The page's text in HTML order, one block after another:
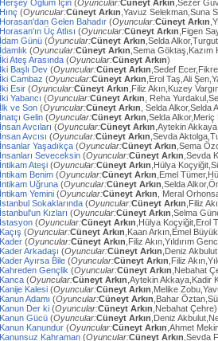
Herşey Oğlum İçin (Oyuncular:Cüneyt Arkın ,Sezer
Hınç (Oyuncular:Cüneyt Arkın ,Yavuz Selekman,Suna
Horasan'dan Gelen Bahadır (Oyuncular:Cüneyt Arkın
Horasan'ın Üç Atlısı (Oyuncular:Cüneyt Arkın ,Figen
İdam Günü (Oyuncular:Cüneyt Arkın ,Selda
İdamlık (Oyuncular:Cüneyt Arkın ,Sema
İki Ateş Arasında (Oyuncular:Cüneyt Arkın)
İki Başlı Dev (Oyuncular:Cüneyt Arkın ,Sedef
İki Cambaz (Oyuncular:Cüneyt Arkın ,Erol Taş,Ali
İki Esir (Oyuncular:Cüneyt Arkın ,Filiz Akın,Kuzey
İki Yabancı (Oyuncular:Cüneyt Arkın , Reha
İlk ve Son (Oyuncular:Cüneyt Arkın , Selda Alkor,Selda
İnatçı Gelin (Oyuncular:Cüneyt Arkın ,Selda
İnsan Avcıları (Oyuncular:Cüneyt Arkın ,Aytekin
İnsan Avcısı (Oyuncular:Cüneyt Arkın ,Sevda
İnsanlar Yaşadıkça (Oyuncular:Cüneyt Arkın ,Sema
İnsanları Seveceksin (Oyuncular:Cüneyt Arkın ,Sevda
İntikam Ateşi (Oyuncular:Cüneyt Arkın ,Hülya
İntikam Benim (Oyuncular:Cüneyt Arkın ,Emel
İntikam Uğruna (Oyuncular:Cüneyt Arkın ,Selda
İntikam Yemini (Oyuncular:Cüneyt Arkın , Meral
İstanbul Sokaklarında (Oyuncular:Cüneyt Arkın ,Filiz
İstanbul'un Kızları (Oyuncular:Cüneyt Arkın ,Selma
İstasyon (Oyuncular:Cüneyt Arkın ,Hülya Koçyiğit,Erol
Kaçış (Oyuncular:Cüneyt Arkın ,Kaan Arkın,Emel
Kader (Oyuncular:Cüneyt Arkın ,Filiz Akın,Yıldırım
Kader Arkadaşı (Oyuncular:Cüneyt Arkın ,Deniz
Kader Ayırsa Bile (Oyuncular:Cüneyt Arkın ,Filiz
Kahreden Gençlik (Oyuncular:Cüneyt Arkın ,Nebahat
Kanca (Oyuncular:Cüneyt Arkın ,Aytekin Akkaya,Kadir
Kanije Kalesi (Oyuncular:Cüneyt Arkın ,Melike
Kanun Adamı (Oyuncular:Cüneyt Arkın ,Bahar
Kanun Der ki (Oyuncular:Cüneyt Arkın ,Nebahat Çehre)
Kanun Gücü (Oyuncular:Cüneyt Arkın ,Deniz
Kanun Kanundur (Oyuncular:Cüneyt Arkın ,Ahmet
Kanunsuz Kahraman (Oyuncular:Cüneyt Arkın ,Sevda